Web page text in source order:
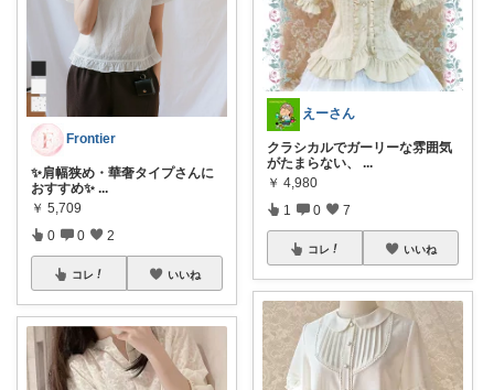
Frontier
✨肩幅狭め・華奢タイプさんに
おすすめ✨ ...
￥ 5,709
0 0 2
コレ いいね
えーさん
クラシカルでガーリーな雰囲気
がたまらない、
...
￥ 4,980
1 0 7
コレ いいね